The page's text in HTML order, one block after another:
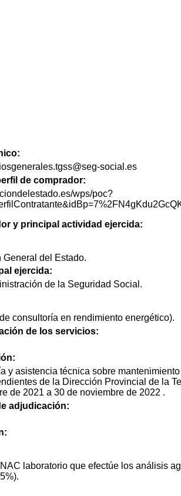
social.es
de comprador:
wps/poc?
y principal actividad ejercida:
del Estado.
ejercida:
de la Seguridad Social.
consultoría en rendimiento energético).
de los servicios:
y asistencia técnica sobre
de la Dirección Provincial de la
de 2021 a 30 de noviembre de 2022 .
adjudicación:
laboratorio que efectúe los análisis